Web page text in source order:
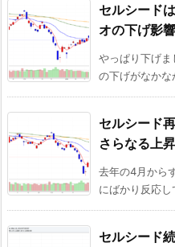
セルシード
オの下げ影響
やっぱり下げ
の下げがなか
セルシード
さらなる上
去年の4月から
にばかり反応
セルシード